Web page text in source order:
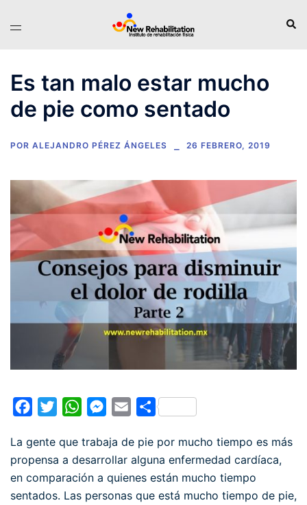
Alternar
Es tan malo estar mucho
de pie como sentado
POR ALEJANDRO PÉREZ ÁNGELES 26 FEBRERO, 2019
FacebookTwitterWhatsAppMessenger
EmailCompartir
La gente que trabaja de pie por mucho tiempo es más
propensa a desarrollar alguna enfermedad cardíaca,
en comparación a quienes están mucho tiempo
sentados. Las personas que está mucho tiempo de pie,